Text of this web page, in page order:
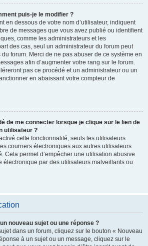
puis-je le modifier ?
en dessous de votre nom d’utilisateur, indiquent
de messages que vous avez publié ou identifient
comme les administrateurs et les
des cas, seul un administrateur du forum peut
forum. Merci de ne pas abuser de ce système en
afin d’augmenter votre rang sur le forum.
pas ce procédé et un administrateur ou un
en abaissant votre compteur de
de me connecter lorsque je clique sur le lien de
utilisateur ?
cette fonctionnalité, seuls les utilisateurs
courriers électroniques aux autres utilisateurs
Cela permet d’empêcher une utilisation abusive
électronique par des utilisateurs malveillants ou
nouveau sujet ou une réponse ?
dans un forum, cliquez sur le bouton « Nouveau
à un sujet ou un message, cliquez sur le